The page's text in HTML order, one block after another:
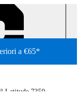
a €65*
Latitude 7350